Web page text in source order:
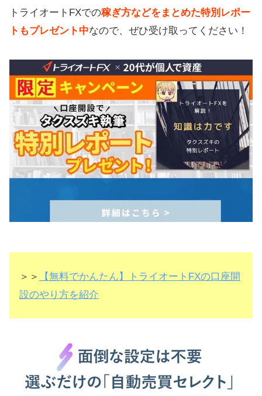
トライオートFXでの稼ぎ方などをまとめた特別レポー
トもプレゼント中なので、ぜひ受け取ってください！
＞＞
【無料でかんたん】トライオートFXの口座開
設のやり方を紹介